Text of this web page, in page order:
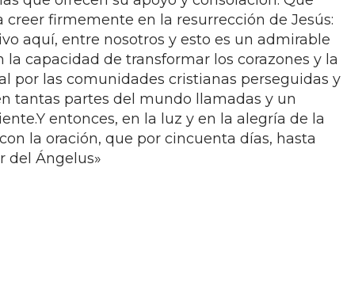
creer firmemente en la resurrección de Jesús:
aquí, entre nosotros y esto es un admirable
la capacidad de transformar los corazones y la
por las comunidades cristianas perseguidas y
tantas partes del mundo llamadas y un
entonces, en la luz y en la alegría de la
la oración, que por cincuenta días, hasta
del Ángelus»